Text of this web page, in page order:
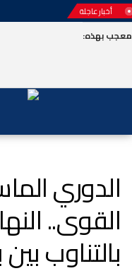
أخبار عاجلة
بهذه:
الدوري
القوى..
بالتناوب